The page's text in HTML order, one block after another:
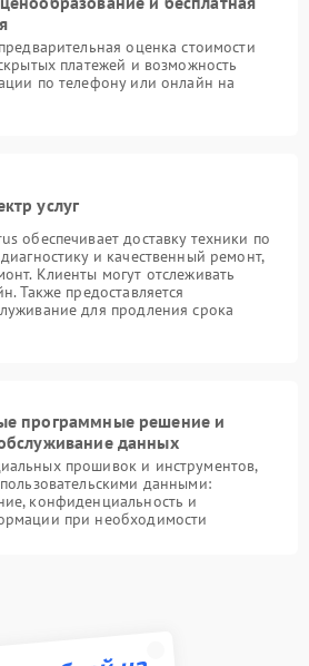
оценка стоимости
платежей и возможность
по телефону или онлайн на
услуг
обеспечивает доставку техники по
и качественный ремонт,
Клиенты могут отслеживать
Также предоставляется
для продления срока
программные решение и
данных
прошивок и инструментов,
данными:
конфиденциальность и
при необходимости